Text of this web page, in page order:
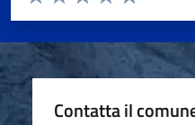
Valuta 5
Valuta 4 stelle
Valuta 3 stelle su 5
Valuta 2 stelle su 5
Valuta 1 stelle su 5
Contatta il